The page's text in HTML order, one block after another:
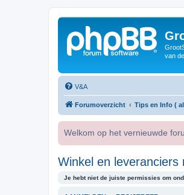
van
V&A
Forumoverzicht Tips en Info (
Welkom op het vernieuwde
Winkel en leveranciers
Je hebt niet de juiste permissies om